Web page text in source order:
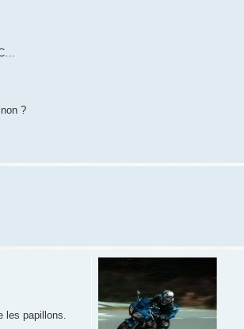
?
les papillons.